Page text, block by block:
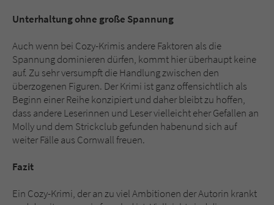
Unterhaltung ohne große Spannung
Auch wenn bei Cozy-Krimis andere Faktoren als die
Spannung dominieren dürfen, kommt hier überhaupt keine
auf. Zu sehr versumpft die Handlung zwischen den
überzogenen Figuren. Der Krimi ist ganz offensichtlich als
Beginn einer Reihe konzipiert und daher bleibt zu hoffen,
dass andere Leserinnen und Leser vielleicht eher Gefallen an
Molly und dem Strickclub gefunden habenund sich auf
weiter Fälle aus Cornwall freuen.
Fazit
Ein Cozy-Krimi, der an zu viel Ambitionen der Autorin krankt